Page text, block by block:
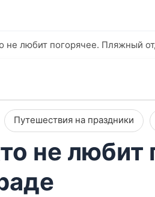
не любит погорячее. Пляжный
Путешествия на праздники
не